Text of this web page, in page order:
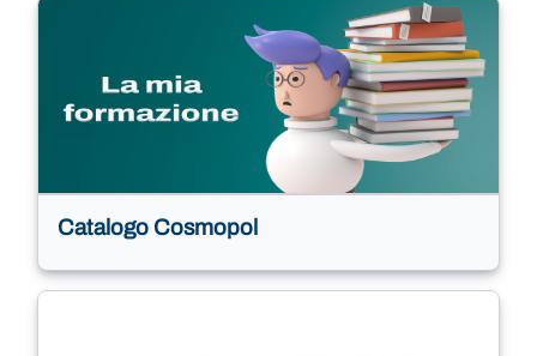
Catalogo Cosmopol